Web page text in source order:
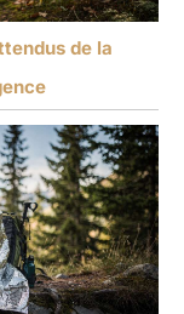
de la